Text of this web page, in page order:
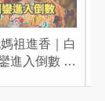
祖進香｜白
進入倒數 預